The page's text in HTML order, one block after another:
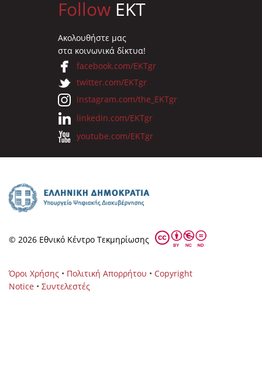
Follow EKT
Ακολουθήστε μας
στα κοινωνικά δίκτυα!
facebook.com/EKTgr
twitter.com/EKTgr
instagram.com/the_EKTgr
linkedin.com/EKTgr
youtube.com/EKTgr
© 2026 Eθνικό Κέντρο Τεκμηρίωσης
Όροι Χρήσης • Πολιτική Απορρήτου • Copyright
Notice • Συντελεστές